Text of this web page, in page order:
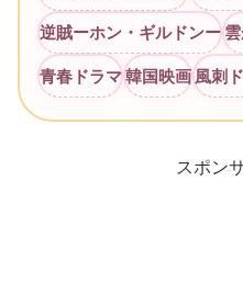
逆賊ーホン・ギルドンー
青春ドラマ 韓国映画 風刺
スポン